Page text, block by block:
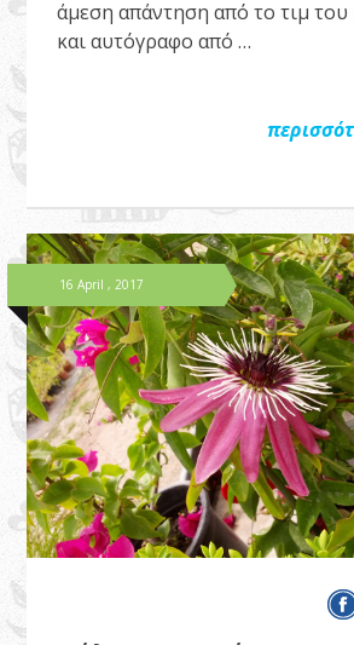
άμεση απάντηση από το τιμ
και αυτόγραφο από …
16 April , 2017